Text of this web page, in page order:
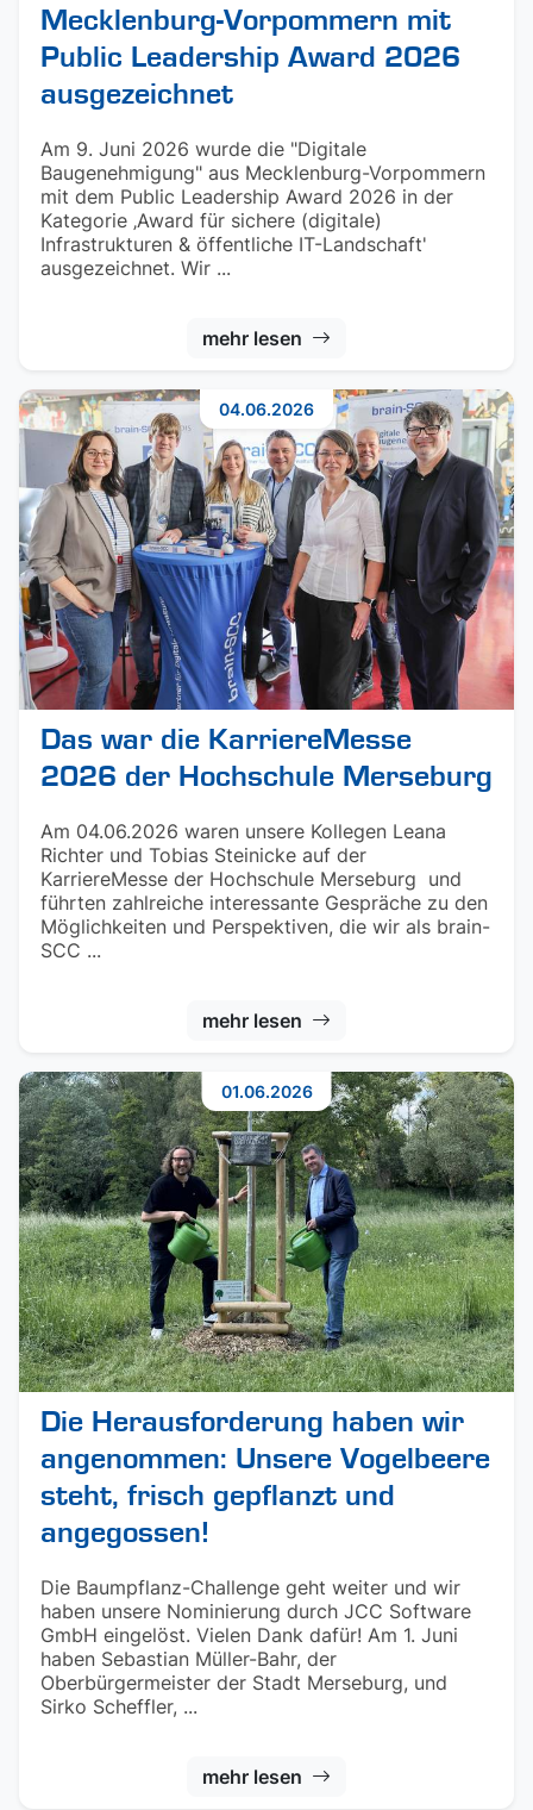
Mecklenburg-Vorpommern mit
Public Leadership Award 2026
ausgezeichnet
Am 9. Juni 2026 wurde die "Digitale
Baugenehmigung" aus Mecklenburg-Vorpommern
mit dem Public Leadership Award 2026 in der
Kategorie ‚Award für sichere (digitale)
Infrastrukturen & öffentliche IT-Landschaft'
ausgezeichnet. Wir ...
mehr lesen
Das war die KarriereMesse
2026 der Hochschule Merseburg
Am 04.06.2026 waren unsere Kollegen Leana
Richter und Tobias Steinicke auf der
KarriereMesse der Hochschule Merseburg und
führten zahlreiche interessante Gespräche zu den
Möglichkeiten und Perspektiven, die wir als brain-
SCC ...
mehr lesen
04.06.2026
Die Herausforderung haben wir
angenommen: Unsere Vogelbeere
steht, frisch gepflanzt und
angegossen!
Die Baumpflanz-Challenge geht weiter und wir
haben unsere Nominierung durch JCC Software
GmbH eingelöst. Vielen Dank dafür! Am 1. Juni
haben Sebastian Müller-Bahr, der
Oberbürgermeister der Stadt Merseburg, und
Sirko Scheffler, ...
mehr lesen
01.06.2026